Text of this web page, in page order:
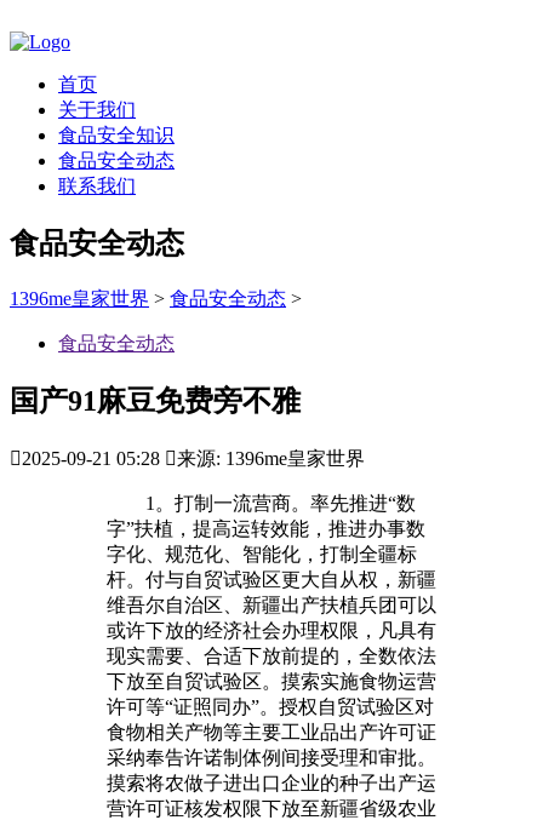
首页
关于我们
食品安全知识
食品安全动态
联系我们
食品安全动态
1396me皇家世界 > 食品安全动态 >
食品安全动态
国产91麻豆免费旁不雅
2025-09-21 05:28 来源: 1396me皇家世界
1。打制一流营商。率先推进“数
字”扶植，提高运转效能，推进办事数
字化、规范化、智能化，打制全疆标
杆。付与自贸试验区更大自从权，新疆
维吾尔自治区、新疆出产扶植兵团可以
或许下放的经济社会办理权限，凡具有
现实需要、合适下放前提的，全数依法
下放至自贸试验区。摸索实施食物运营
许可等“证照同办”。授权自贸试验区对
食物相关产物等主要工业品出产许可证
采纳奉告许诺制体例间接受理和审批。
摸索将农做子进出口企业的种子出产运
营许可证核发权限下放至新疆省级农业